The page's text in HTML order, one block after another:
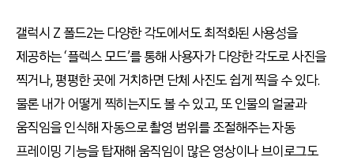
갤럭시 Z 폴드2는 다양한 각도에서도 최적화된 사용성을
제공하는 ‘플렉스 모드’를 통해 사용자가 다양한 각도로 사진을
찍거나, 평평한 곳에 거치하면 단체 사진도 쉽게 찍을 수 있다.
물론 내가 어떻게 찍히는지도 볼 수 있고, 또 인물의 얼굴과
움직임을 인식해 자동으로 촬영 범위를 조절해주는 자동
프레이밍 기능을 탑재해 움직임이 많은 영상이나 브이로그도